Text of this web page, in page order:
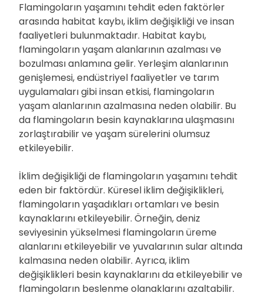
Flamingoların yaşamını tehdit eden faktörler
arasında habitat kaybı, iklim değişikliği ve insan
faaliyetleri bulunmaktadır. Habitat kaybı,
flamingoların yaşam alanlarının azalması ve
bozulması anlamına gelir. Yerleşim alanlarının
genişlemesi, endüstriyel faaliyetler ve tarım
uygulamaları gibi insan etkisi, flamingoların
yaşam alanlarının azalmasına neden olabilir. Bu
da flamingoların besin kaynaklarına ulaşmasını
zorlaştırabilir ve yaşam sürelerini olumsuz
etkileyebilir.
İklim değişikliği de flamingoların yaşamını tehdit
eden bir faktördür. Küresel iklim değişiklikleri,
flamingoların yaşadıkları ortamları ve besin
kaynaklarını etkileyebilir. Örneğin, deniz
seviyesinin yükselmesi flamingoların üreme
alanlarını etkileyebilir ve yuvalarının sular altında
kalmasına neden olabilir. Ayrıca, iklim
değişiklikleri besin kaynaklarını da etkileyebilir ve
flamingoların beslenme olanaklarını azaltabilir.